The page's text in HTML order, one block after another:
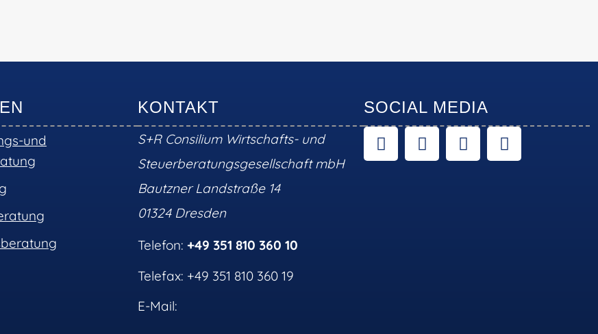
und
KONTAKT
S+R Consilium Wirtschafts- und
Steuerberatungsgesellschaft mbH
Bautzner Landstraße 14
01324 Dresden
Telefon: +49 351 810 360 10
Telefax: +49 351 810 360 19
E-Mail:
SOCIAL MEDIA